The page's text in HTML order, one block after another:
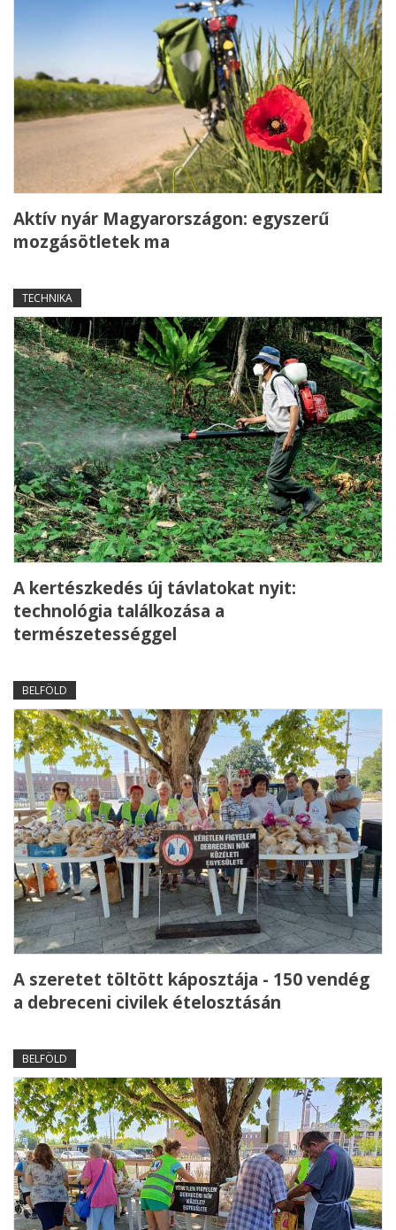
Aktív nyár Magyarországon: egyszerű
mozgásötletek ma
TECHNIKA
A kertészkedés új távlatokat nyit:
technológia találkozása a
természetességgel
BELFÖLD
A szeretet töltött káposztája - 150 vendég
a debreceni civilek ételosztásán
BELFÖLD